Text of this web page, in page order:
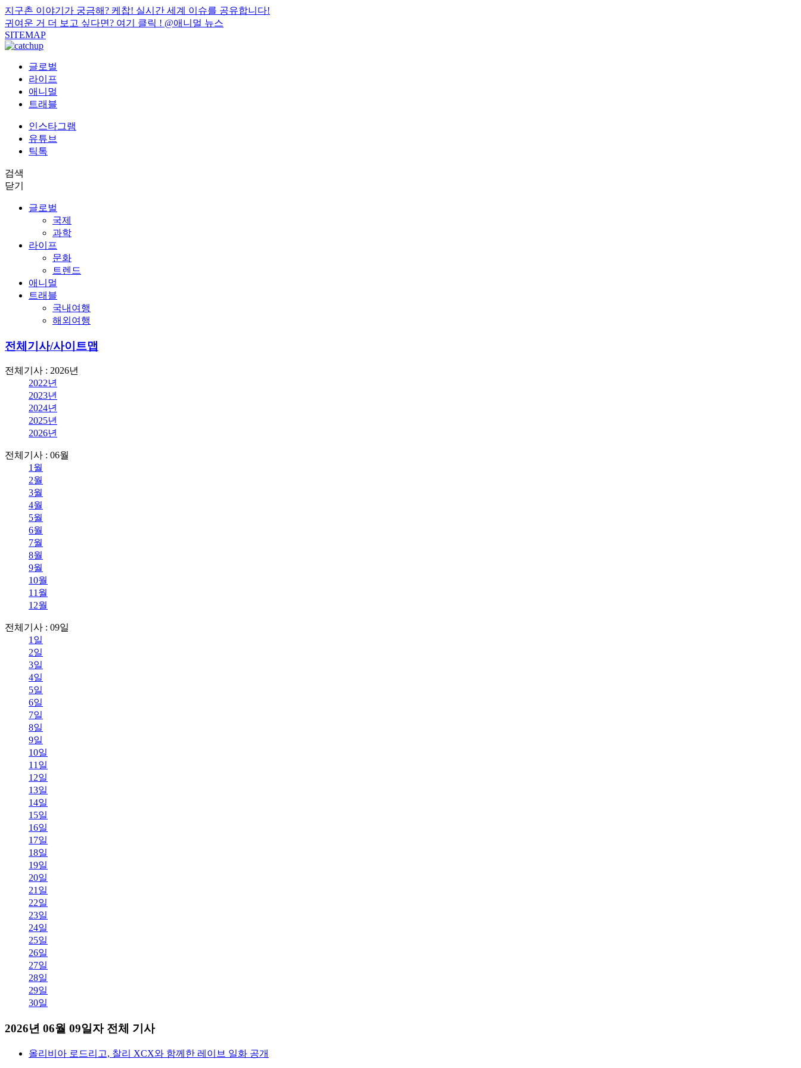
지구촌 이야기가 궁금해? 케찹! 실시간 세계 이슈를 공유합니다!
귀여운 거 더 보고 싶다면? 여기 클릭 ! @애니멀 뉴스
SITEMAP
글로벌
라이프
애니멀
트래블
인스타그램
유튜브
틱톡
검색
닫기
글로벌
국제
과학
라이프
문화
트렌드
애니멀
트래블
국내여행
해외여행
전체기사/사이트맵
전체기사 : 2026년
2022년
2023년
2024년
2025년
2026년
전체기사 : 06월
1월
2월
3월
4월
5월
6월
7월
8월
9월
10월
11월
12월
전체기사 : 09일
1일
2일
3일
4일
5일
6일
7일
8일
9일
10일
11일
12일
13일
14일
15일
16일
17일
18일
19일
20일
21일
22일
23일
24일
25일
26일
27일
28일
29일
30일
2026년 06월 09일자 전체 기사
올리비아 로드리고, 찰리 XCX와 함께한 레이브 일화 공개